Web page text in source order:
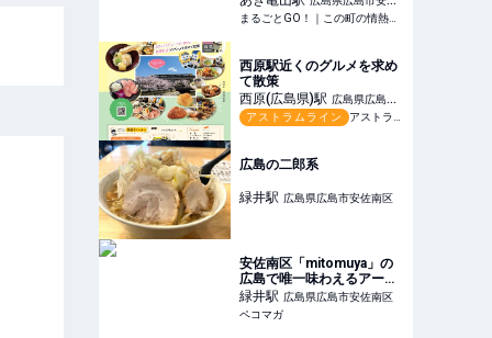
わえる! 安佐北区亀山南に
「あき亀山のそば処」が
北区
まるごとGO！｜この町の情熱を熱くする地元メディア
西原駅近くのグルメを求め
て散策
西原(広島県)駅 広島県広島市
安佐南区
アストラムライン アストラムライン沿線マガジンvol.31
広島の二郎系
緑井駅 広島県広島市安佐南区
安佐南区「mitomuya」の
広島で唯一味わえるアーム
ズ珈琲とあいがけカレーを
堪能
緑井駅 広島県広島市安佐南区
ペコマガ